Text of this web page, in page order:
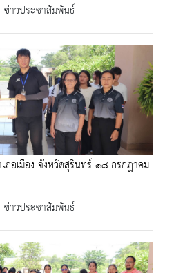
าวประชาสัมพันธ์
ภอเมือง จังหวัดสุรินทร์ ๑๘ กรกฎาคม
าวประชาสัมพันธ์